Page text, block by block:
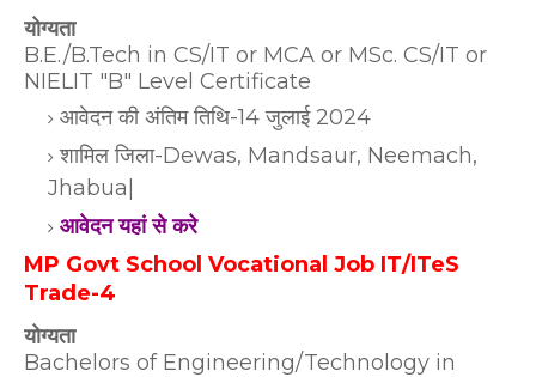
योग्यता
B.E./B.Tech in CS/IT or MCA or MSc. CS/IT or
NIELIT "B" Level Certificate
आवेदन की अंतिम तिथि-14 जुलाई 2024
शामिल जिला-Dewas, Mandsaur, Neemach,
Jhabua|
आवेदन यहां से करे
MP Govt School Vocational Job IT/ITeS
Trade-4
योग्यता
Bachelors of Engineering/Technology in